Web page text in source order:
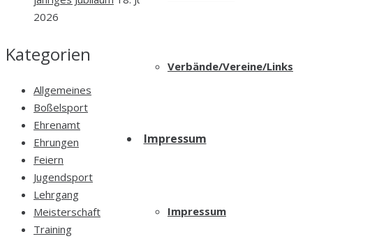
Verbände/Vereine/Links
Impressum
Impressum
2026
Kategorien
Allgemeines
Boßelsport
Ehrenamt
Ehrungen
Feiern
Jugendsport
Lehrgang
Meisterschaft
Training